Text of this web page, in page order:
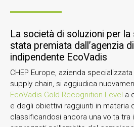
La società di soluzioni per la
stata premiata dall’agenzia
indipendente EcoVadis
CHEP Europe, azienda
supply chain, si aggiudica
EcoVadis Gold Recognition Level a
e degli obiettivi raggiunti in materia
classificandosi ancora una volta tra